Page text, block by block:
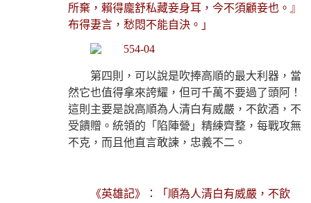
所棄，賴得龐舒私藏妾身耳，今不須顧妾也。』
布得妻言，愁悶不能自決。」
第四則，可以說是吹捧高順的最大利器，當
然它也值得拿來誇耀，但可千萬不要過了頭阿！
這則主要是說高順為人清白有威嚴，不飲酒，不
受饋贈。統領的「陷陣營」精練齊整，每戰攻無
不克，而且他直言敢諫，忠義不二。
《英雄記》：「順為人清白有威嚴，不飲